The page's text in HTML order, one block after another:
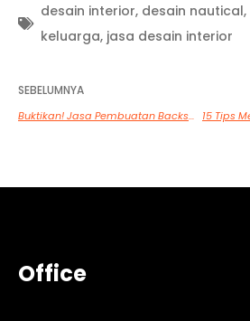
desain interior, desain nautical,
keluarga, jasa desain interior
SEBELUMNYA
Buktikan! Jasa Pembuatan Backsplash Dapur dengan Menggunakan Bahan Glasstone
Office